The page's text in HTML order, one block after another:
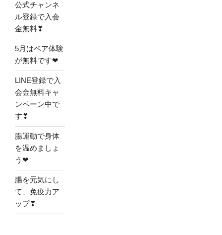
公式チャンネ
ル登録で入会
金無料❣
5月はペア体験
が無料です❤
LINE登録で入
会金無料キャ
ンペーン中で
す❣
腸運動で身体
を温めましょ
う❤
腸を元気にし
て、免疫力ア
ップ❣